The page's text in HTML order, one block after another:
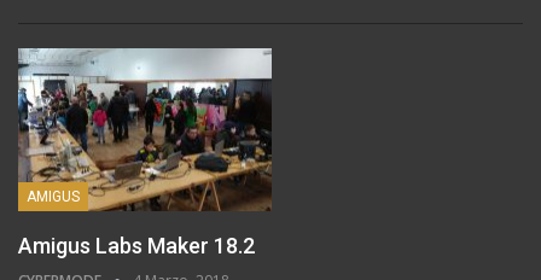
AMIGUS
Amigus Labs Maker 18.2